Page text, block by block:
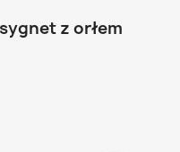
z orłem